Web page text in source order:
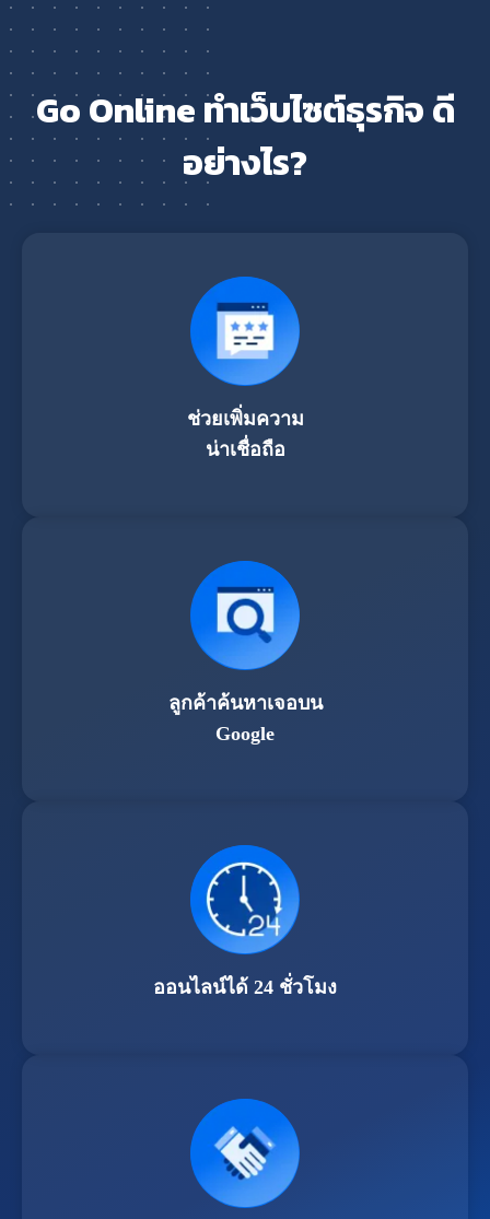
Go Online ทำเว็บไซต์ธุรกิจ ดี
อย่างไร?
ช่วยเพิ่มความ
น่าเชื่อถือ
ลูกค้าค้นหาเจอบน
Google
ออนไลน์ได้ 24 ชั่วโมง